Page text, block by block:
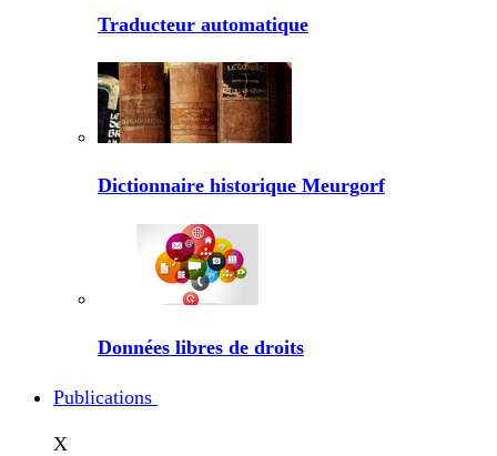
Traducteur automatique
Dictionnaire historique Meurgorf
Données libres de droits
Publications
X